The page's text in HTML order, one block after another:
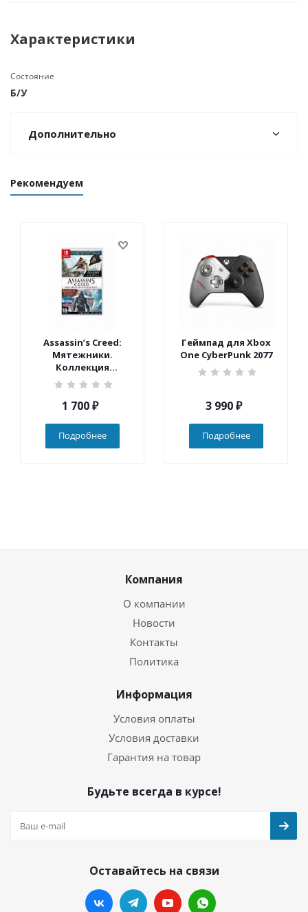
Характеристики
Состояние
Б/У
Дополнительно
Рекомендуем
Assassin’s Creed:
Мятежники.
Коллекция
(Nintendo Switch)
1 700₽
Подробнее
Геймпад для Xbox
One CyberPunk 2077
3 990₽
Подробнее
Компания
О компании
Новости
Контакты
Политика
Информация
Условия оплаты
Условия доставки
Гарантия на товар
Будьте всегда в курсе!
Оставайтесь на связи